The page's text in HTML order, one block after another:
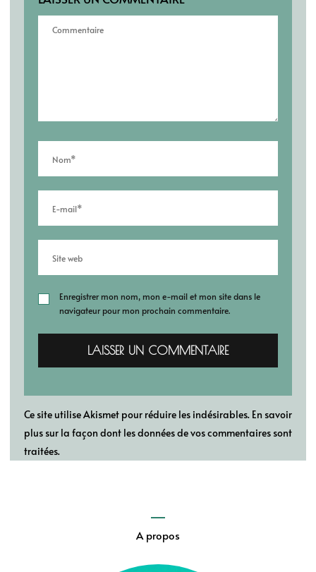
Enregistrer mon nom, mon e-mail et mon site dans le
navigateur pour mon prochain commentaire.
Ce site utilise Akismet pour réduire les indésirables. En savoir
plus sur la façon dont les données de vos commentaires sont
traitées.
A propos